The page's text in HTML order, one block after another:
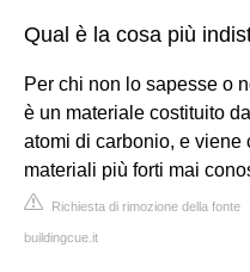
Qual è la cosa più
Per chi non lo sapesse o
è un materiale costituito
atomi di carbonio, e viene
materiali più forti mai
Richiesta di rimozione della fonte
buildingcue.it